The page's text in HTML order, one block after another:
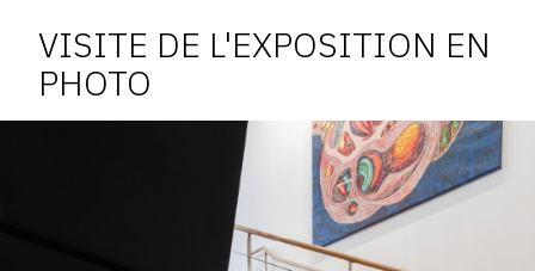
l'exposition
VISITE DE L'EXPOSITION EN
PHOTO